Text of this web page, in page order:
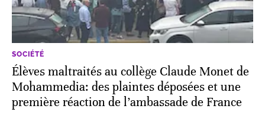
SOCIÉTÉ
Élèves maltraités au collège Claude Monet de
Mohammedia: des plaintes déposées et une
première réaction de l’ambassade de France